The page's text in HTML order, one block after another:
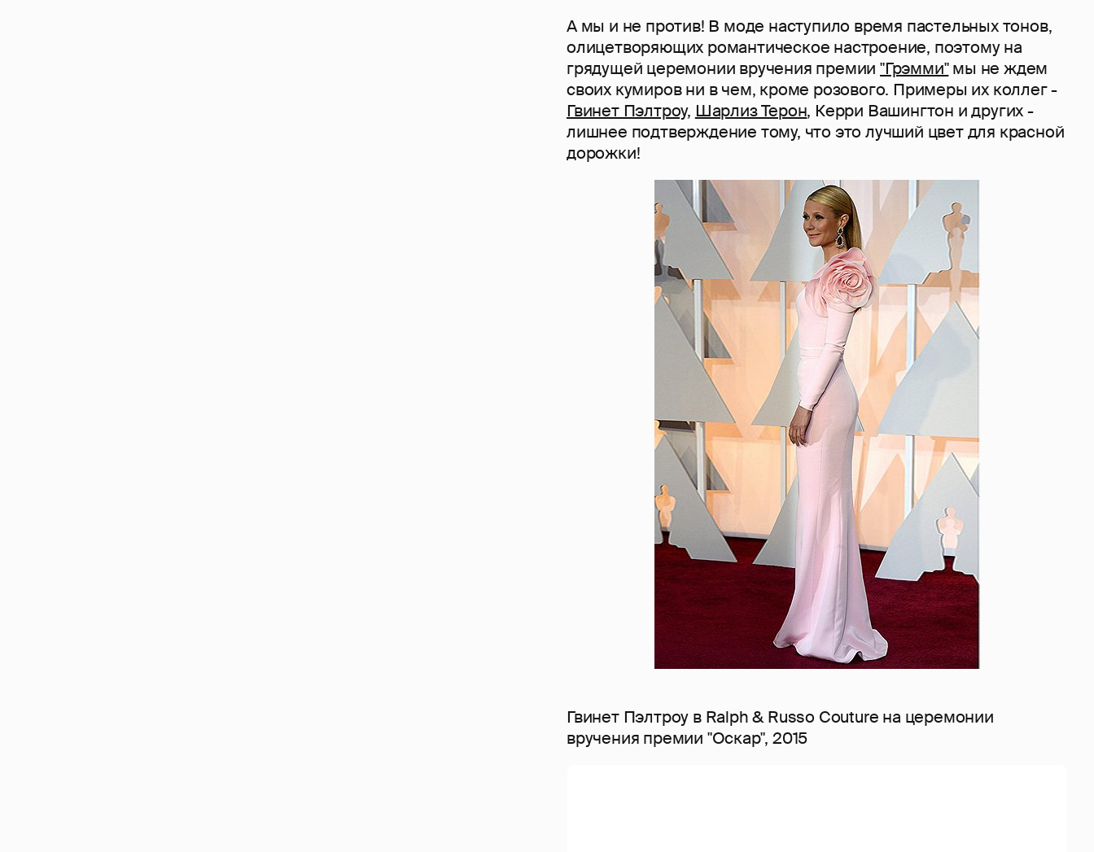
А мы и не против! В моде наступило время пастельных тонов,
олицетворяющих романтическое настроение, поэтому на
грядущей церемонии вручения премии "Грэмми"мы не ждем
своих кумиров ни в чем, кроме розового. Примеры их коллег -
Гвинет Пэлтроу, Шарлиз Терон, Керри Вашингтон и других -
лишнее подтверждение тому, что это лучший цвет для красной
дорожки!
Гвинет Пэлтроу в Ralph & Russo Couture на церемонии
вручения премии "Оскар", 2015